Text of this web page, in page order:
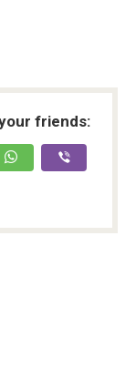
friends: